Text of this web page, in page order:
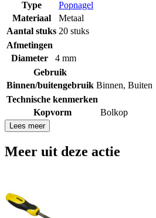
Type
Popnagel
Materiaal
Metaal
Aantal stuks 20 stuks
Afmetingen
Diameter
4 mm
Gebruik
Binnen/buitengebruik Binnen, Buiten
Technische kenmerken
Kopvorm
Bolkop
Lees meer
Meer uit deze actie